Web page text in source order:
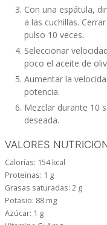
Con una espátula,
a las cuchillas.
pulso 10 veces.
Seleccionar
poco el aceite de
Aumentar la
potencia.
Mezclar durante 10
deseada.
VALORES
Calorías: 154 kcal
Proteinas: 1 g
Grasas saturadas: 2 g
Potasio: 88 mg
Azúcar: 1 g